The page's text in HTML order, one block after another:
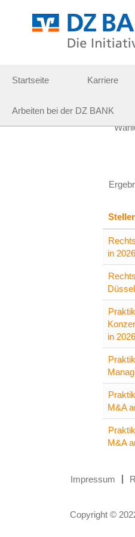
Startseite Karriere
Arbeiten bei der DZ BANK
in 2026
in 2026
M&A
M&A
Impressum
Copyright ©